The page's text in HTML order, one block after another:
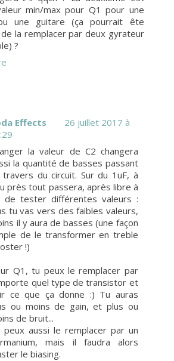
min/max pour Q1 pour une
une guitare (ça pourrait ête
la remplacer par deux gyrateur
?
Effects
26 juillet 2017 à
la valeur de C2 changera
la quantité de basses passant
travers du circuit. Sur du 1uF, à
près tout passera, après libre à
de tester différentes valeurs :
tu vas vers des faibles valeurs,
il y aura de basses (une façon
de le transformer en treble
!)
Q1, tu peux le remplacer par
quel type de transistor et
ce que ça donne :) Tu auras
ou moins de gain, et plus ou
de bruit...
peux aussi le remplacer par un
mais il faudra alors
le biasing.